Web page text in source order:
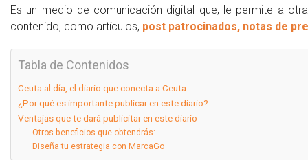
Es un medio de comunicación digital que, le permite a
contenido, como artículos, post patrocinados, notas de
Tabla de Contenidos
Ceuta al día, el diario que conecta a Ceuta
¿Por qué es importante publicar en este diario?
Ventajas que te dará publicitar en este diario
Otros beneficios que obtendrás:
Diseña tu estrategia con MarcaGo